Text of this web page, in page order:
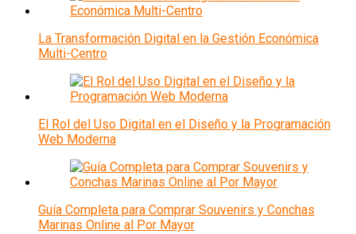
La Transformación Digital en la Gestión Económica
Multi-Centro
El Rol del Uso Digital en el Diseño y la Programación
Web Moderna
Guía Completa para Comprar Souvenirs y Conchas
Marinas Online al Por Mayor